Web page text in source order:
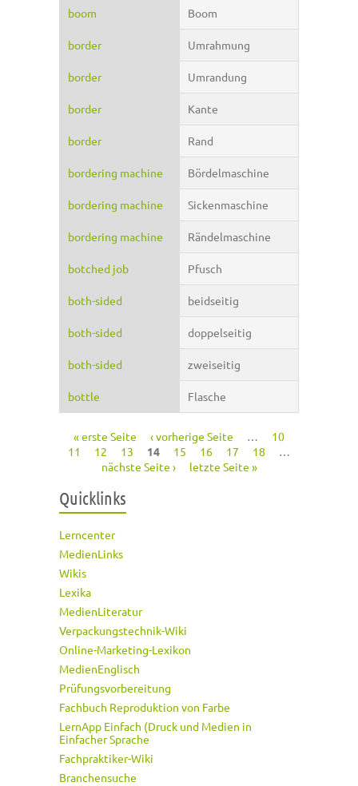
boom Boom
border Umrahmung
border Umrandung
border Kante
border Rand
bordering machine Bördelmaschine
bordering machine Sickenmaschine
bordering machine Rändelmaschine
botched job Pfusch
both-sided beidseitig
both-sided doppelseitig
both-sided zweiseitig
bottle Flasche
Seiten
« erste Seite ‹ vorherige Seite …
10
11
12 13 14 15 16 17 18
…
nächste Seite ›
letzte Seite »
Quicklinks
Lerncenter
MedienLinks
Wikis
Lexika
MedienLiteratur
Verpackungstechnik-Wiki
Online-Marketing-Lexikon
MedienEnglisch
Prüfungsvorbereitung
Fachbuch Reproduktion von Farbe
LernApp Einfach (Druck und Medien in
Einfacher Sprache
Fachpraktiker-Wiki
Branchensuche